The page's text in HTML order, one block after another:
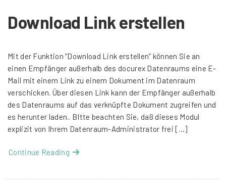
Download Link erstellen
Mit der Funktion “Download Link erstellen” können Sie an
einen Empfänger außerhalb des docurex Datenraums eine E-
Mail mit einem Link zu einem Dokument im Datenraum
verschicken. Über diesen Link kann der Empfänger außerhalb
des Datenraums auf das verknüpfte Dokument zugreifen und
es herunter laden.. BItte beachten Sie, daß dieses Modul
explizit von Ihrem Datenraum-Administrator frei […]
Continue Reading